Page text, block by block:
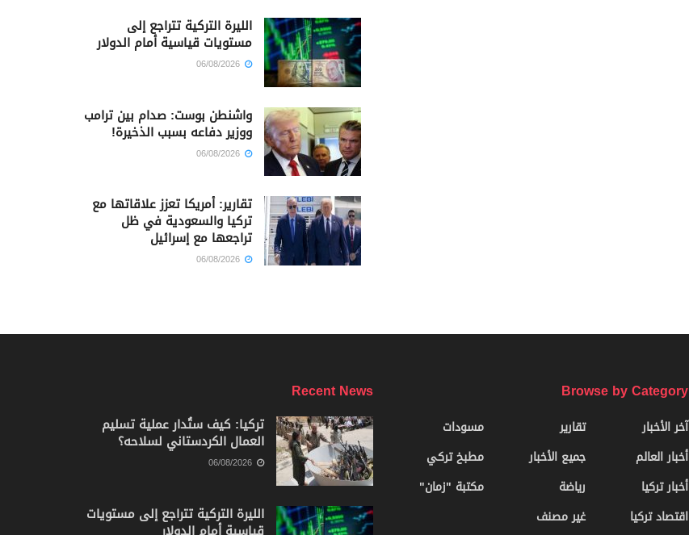
الليرة التركية تتراجع إلى
مستويات قياسية أمام الدولار
واشنطن بوست: صدام بين ترامب
ووزير دفاعه بسبب الذخيرة!
تقارير: أمريكا تعزز علاقاتها مع
تركيا والسعودية في ظل
تراجعها مع إسرائيل
Browse by Category
آخر الأخبار
أخبار العالم
أخبار تركيا
اقتصاد تركيا
تقارير
جميع الأخبار
رياضة
غير مصنف
مسودات
مطبخ تركي
مكتبة "زمان"
Recent News
تركيا: كيف ستُدار عملية تسليم
العمال الكردستاني لسلاحه؟
الليرة التركية تتراجع إلى مستويات